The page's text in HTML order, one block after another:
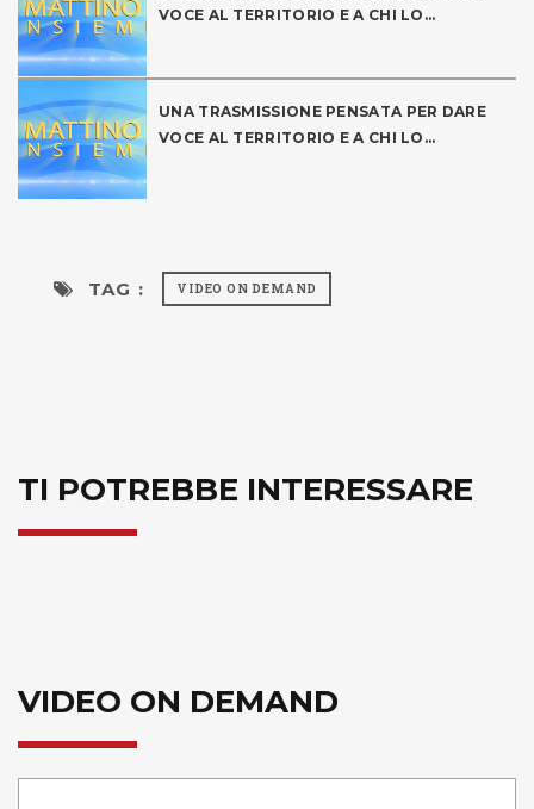
VOCE AL TERRITORIO E A CHI LO...
UNA TRASMISSIONE PENSATA PER DARE
VOCE AL TERRITORIO E A CHI LO...
TAG : VIDEO ON DEMAND
TI POTREBBE INTERESSARE
VIDEO ON DEMAND